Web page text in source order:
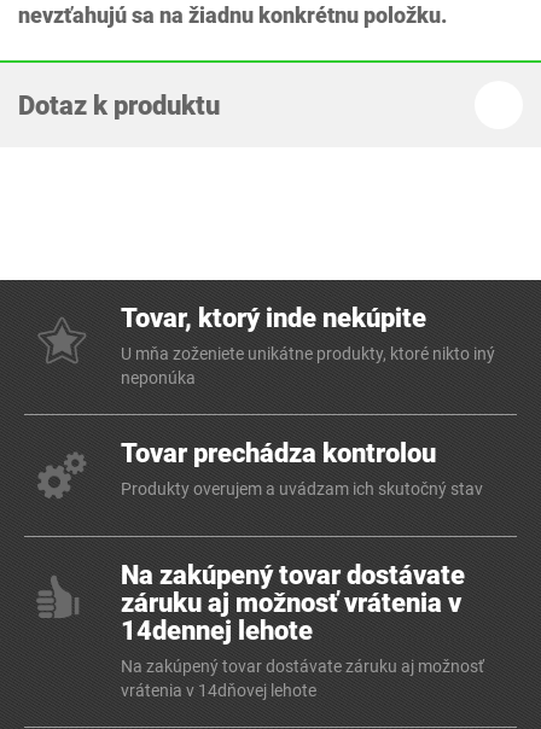
nevzťahujú sa na žiadnu konkrétnu položku.
Dotaz k produktu
Tovar, ktorý inde nekúpite
U mňa zoženiete unikátne produkty, ktoré nikto iný
neponúka
Tovar prechádza kontrolou
Produkty overujem a uvádzam ich skutočný stav
Na zakúpený tovar dostávate
záruku aj možnosť vrátenia v
14dennej lehote
Na zakúpený tovar dostávate záruku aj možnosť
vrátenia v 14dňovej lehote